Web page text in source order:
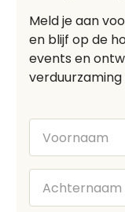
Meld je aan
en blijf op de
events en
Voornaam
Achternaam